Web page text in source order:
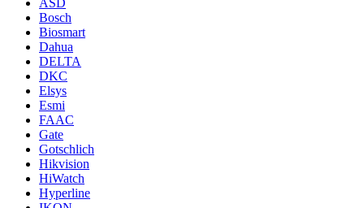
ASD
Bosch
Biosmart
Dahua
DELTA
DKC
Elsys
Esmi
FAAC
Gate
Gotschlich
Hikvision
HiWatch
Hyperline